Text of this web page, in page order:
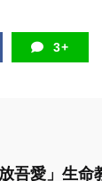
3+
吾愛」生